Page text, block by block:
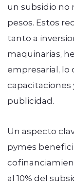
un subsidio no
pesos. Estos
tanto a
maquinarias,
empresarial, lo
capacitaciones
publicidad.
Un aspecto
pymes
al 10% del